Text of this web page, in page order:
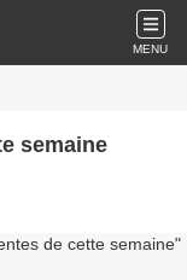
MENU
semaine